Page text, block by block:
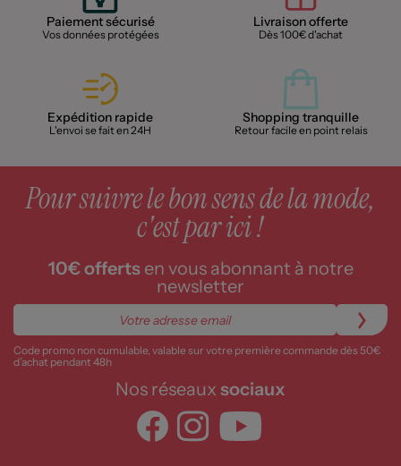
Paiement sécurisé
Vos données protégées
Livraison offerte
Dès 100€ d'achat
Expédition rapide
L'envoi se fait en 24H
Shopping tranquille
Retour facile en point relais
Pour suivre le bon sens de la mode,
c'est par ici !
10€ offertsen vous abonnant à notre
newsletter
Code promo non cumulable, valable sur votre première commande dès 50€
d’achat pendant 48h
Nos réseaux sociaux